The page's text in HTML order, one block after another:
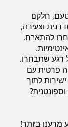
חלקם
וצעירה,
להתארח,
רגע שתבחרו.
פרטית עם
לתוך
ביותר!